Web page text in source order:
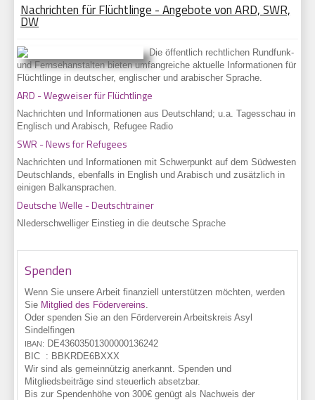
Nachrichten für Flüchtlinge - Angebote von ARD, SWR,
DW
Die öffentlich rechtlichen Rundfunk-
und Fernsehanstalten bieten umfangreiche aktuelle Informationen für
Flüchtlinge in deutscher, englischer und arabischer Sprache.
ARD - Wegweiser für Flüchtlinge
Nachrichten und Informationen aus Deutschland; u.a. Tagesschau in
Englisch und Arabisch, Refugee Radio
SWR - News forRefugees
Nachrichten und Informationen mit Schwerpunkt auf dem Südwesten
Deutschlands, ebenfalls in English und Arabisch und zusätzlich in
einigen Balkansprachen.
Deutsche Welle - Deutschtrainer
NIederschwelliger Einstieg in die deutsche Sprache
Spenden
Wenn Sie unsere Arbeit finanziell unterstützen möchten, werden
Sie Mitglied des Födervereins.
Oder spenden Sie an den Förderverein Arbeitskreis Asyl
Sindelfingen
IBAN: DE43603501300000136242
BIC : BBKRDE6BXXX
Wir sind als gemeinnützig anerkannt. Spenden und
Mitgliedsbeiträge sind steuerlich absetzbar.
Bis zur Spendenhöhe von 300€ genügt als Nachweis der